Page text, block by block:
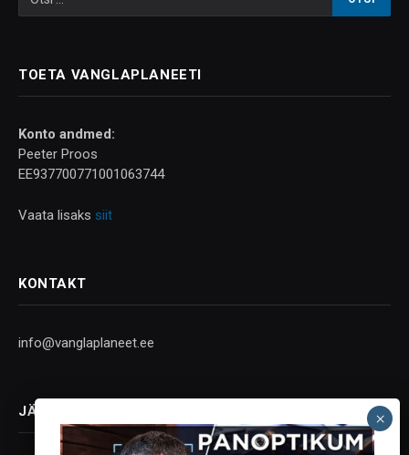
TOETA VANGLAPLANEETI
Konto andmed:
Peeter Proos
EE937700771001063744
Vaata lisaks siit
KONTAKT
info@vanglaplaneet.ee
JÄLGI SOTSIAALMEEDIAS